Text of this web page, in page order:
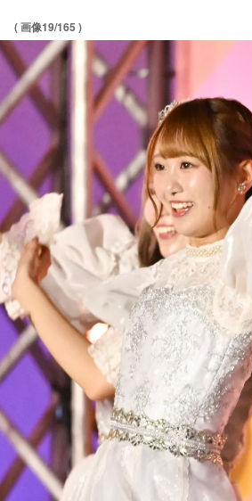
( 画像19/165 )